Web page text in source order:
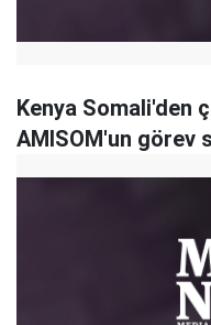
Kenya Somali'den
AMISOM'un görev